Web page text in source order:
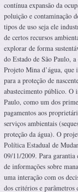
contínua expansão da
poluição e contaminação
tipos de uso seja ele
de certos recursos
explorar de forma
do Estado de São Paulo,
Projeto Mina d’água,
para a proteção de
abastecimento público. O
Paulo, como um dos
pagamentos aos
serviços ambientais
proteção da água). O
Política Estadual de
09/11/2009. Para garantia
de informações sobre
uma interação com os
dos critérios e parâmetros